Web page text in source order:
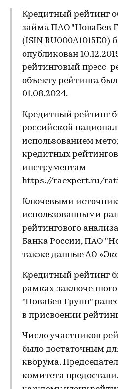
Кредитный рейтинг
займа ПАО "НоваБев
(ISIN RU000A1015E0)
опубликован
рейтинговый пресс-
объекту рейтинга
01.08.2024.
Кредитный рейтинг
российской
использованием
кредитных
инструментам
https://raexpert.ru/
Ключевыми
использованными
рейтингового
Банка России, ПАО
также данные АО
Кредитный рейтинг
рамках
"НоваБев Групп"
в присвоении
Число участников
было достаточным
кворума.
комитета